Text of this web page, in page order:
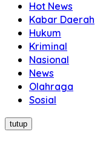
Hot News
Kabar Daerah
Hukum
Kriminal
Nasional
News
Olahraga
Sosial
tutup